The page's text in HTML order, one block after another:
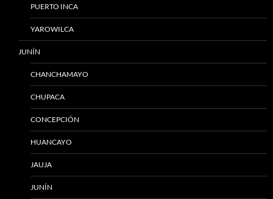
PUERTO INCA
YAROWILCA
JUNÍN
CHANCHAMAYO
CHUPACA
CONCEPCIÓN
HUANCAYO
JAUJA
JUNÍN